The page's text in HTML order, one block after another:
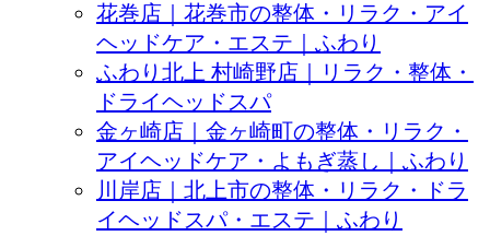
花巻店｜花巻市の整体・リラク・アイ
ヘッドケア・エステ｜ふわり
ふわり北上 村崎野店｜リラク・整体・
ドライヘッドスパ
金ヶ崎店｜金ヶ崎町の整体・リラク・
アイヘッドケア・よもぎ蒸し｜ふわり
川岸店｜北上市の整体・リラク・ドラ
イヘッドスパ・エステ｜ふわり